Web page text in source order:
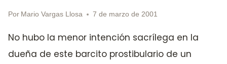
Por Mario Vargas Llosa 7 de marzo de 2001
No hubo la menor intención sacrílega en la
dueña de este barcito prostibulario de un